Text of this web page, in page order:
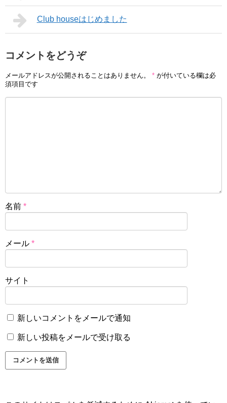
Club houseはじめました
コメントをどうぞ
メールアドレスが公開されることはありません。 * が付いている欄は必
須項目です
名前 *
メール *
サイト
新しいコメントをメールで通知
新しい投稿をメールで受け取る